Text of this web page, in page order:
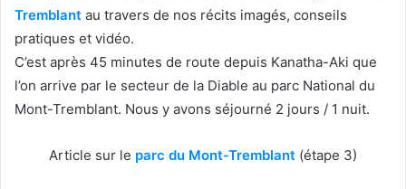
Tremblant au travers de nos récits imagés, conseils
pratiques et vidéo.
C’est après 45 minutes de route depuis Kanatha-Aki que
l’on arrive par le secteur de la Diable au parc National du
Mont-Tremblant. Nous y avons séjourné 2 jours / 1 nuit.
Article sur le parc du Mont-Tremblant (étape 3)